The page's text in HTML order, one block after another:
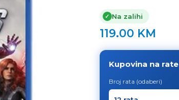
✓ Na zalihi
119.00 KM
Kupovina na rate
Broj rata (odaberi)